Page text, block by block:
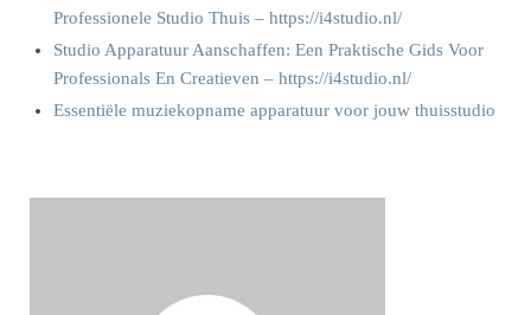
Professionele Studio Thuis – https://i4studio.nl/
Studio Apparatuur Aanschaffen: Een Praktische Gids Voor
Professionals En Creatieven – https://i4studio.nl/
Essentiële muziekopname apparatuur voor jouw thuisstudio